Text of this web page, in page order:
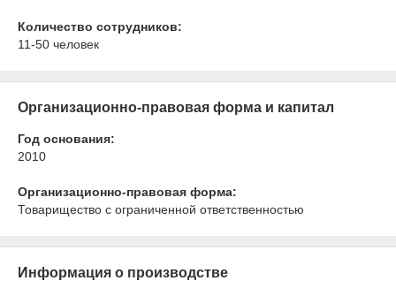
Количество сотрудников:
11-50 человек
Организационно-правовая форма и капитал
Год основания:
2010
Организационно-правовая форма:
Товарищество с ограниченной ответственностью
Информация о производстве